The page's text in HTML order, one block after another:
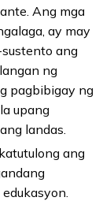
Ang mga
ay may
ang
ng
pagbibigay ng
upang
landas.
ang